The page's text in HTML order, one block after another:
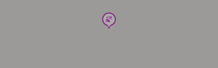
wellness